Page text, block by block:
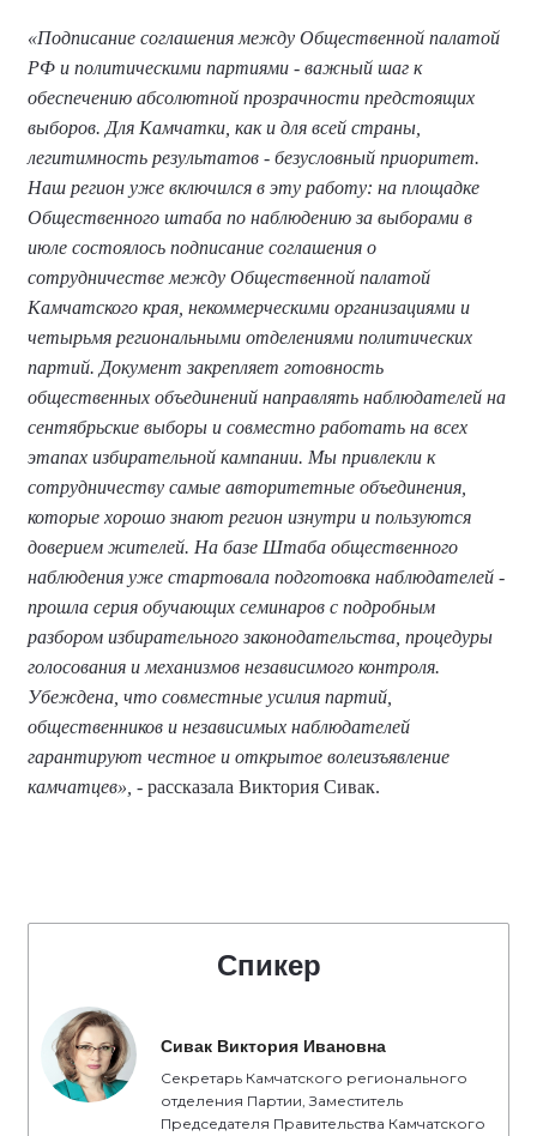
«Подписание соглашения между Общественной палатой
РФ и политическими партиями - важный шаг к
обеспечению абсолютной прозрачности предстоящих
выборов. Для Камчатки, как и для всей страны,
легитимность результатов - безусловный приоритет.
Наш регион уже включился в эту работу: на площадке
Общественного штаба по наблюдению за выборами в
июле состоялось подписание соглашения о
сотрудничестве между Общественной палатой
Камчатского края, некоммерческими организациями и
четырьмя региональными отделениями политических
партий. Документ закрепляет готовность
общественных объединений направлять наблюдателей на
сентябрьские выборы и совместно работать на всех
этапах избирательной кампании. Мы привлекли к
сотрудничеству самые авторитетные объединения,
которые хорошо знают регион изнутри и пользуются
доверием жителей. На базе Штаба общественного
наблюдения уже стартовала подготовка наблюдателей -
прошла серия обучающих семинаров с подробным
разбором избирательного законодательства, процедуры
голосования и механизмов независимого контроля.
Убеждена, что совместные усилия партий,
общественников и независимых наблюдателей
гарантируют честное и открытое волеизъявление
камчатцев», - рассказала Виктория Сивак.
Спикер
Сивак Виктория Ивановна
Секретарь Камчатского регионального
отделения Партии, Заместитель
Председателя Правительства Камчатского